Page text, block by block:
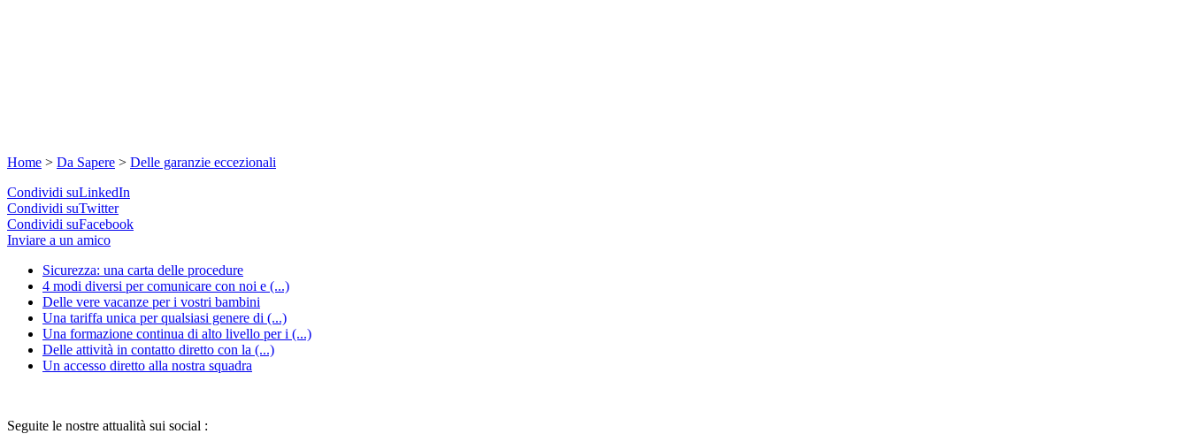
Home > Da Sapere > Delle garanzie eccezionali
Condividi suLinkedIn
Condividi suTwitter
Condividi suFacebook
Inviare a un amico
Sicurezza: una carta delle procedure
4 modi diversi per comunicare con noi e (...)
Delle vere vacanze per i vostri bambini
Una tariffa unica per qualsiasi genere di (...)
Una formazione continua di alto livello per i (...)
Delle attività in contatto diretto con la (...)
Un accesso diretto alla nostra squadra
Seguite le nostre attualità sui social :